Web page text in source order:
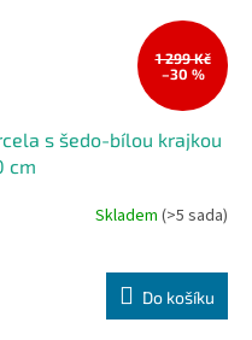
1 299 Kč
–30 %
s šedo-bílou krajkou
cm
Skladem (>5 sada)
Do košíku